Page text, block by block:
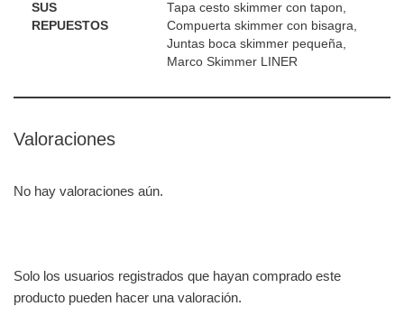
SUS
REPUESTOS
Tapa cesto skimmer con tapon,
Compuerta skimmer con bisagra,
Juntas boca skimmer pequeña,
Marco Skimmer LINER
Valoraciones
No hay valoraciones aún.
Solo los usuarios registrados que hayan comprado este
producto pueden hacer una valoración.